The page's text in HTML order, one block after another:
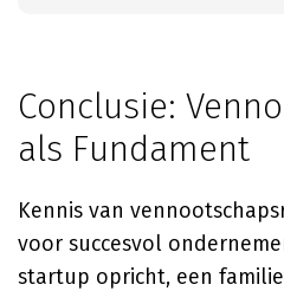
Conclusie:
als Fundament
Kennis van
voor succesvol
startup opricht, een